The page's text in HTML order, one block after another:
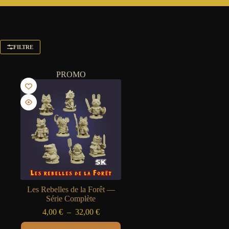
FILTRE
PROMO
Les Rebelles de la Forêt —
Série Complète
4,00 € – 32,00 €Plage
de